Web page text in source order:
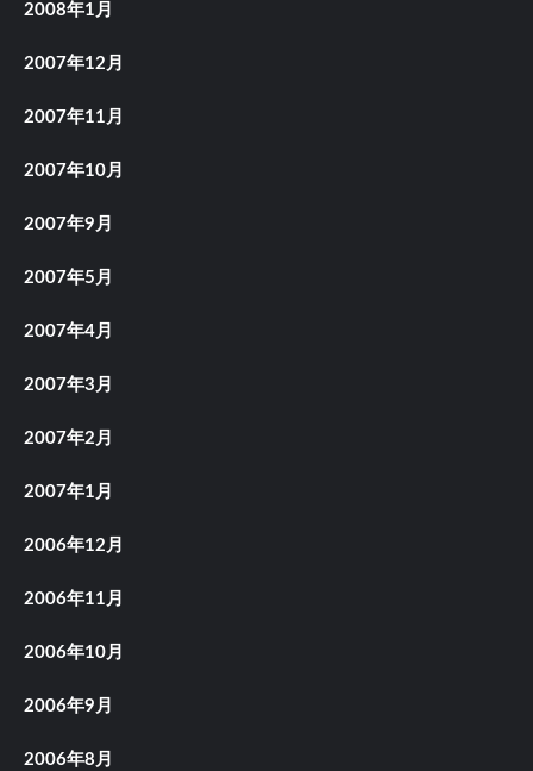
2008年1月
2007年12月
2007年11月
2007年10月
2007年9月
2007年5月
2007年4月
2007年3月
2007年2月
2007年1月
2006年12月
2006年11月
2006年10月
2006年9月
2006年8月